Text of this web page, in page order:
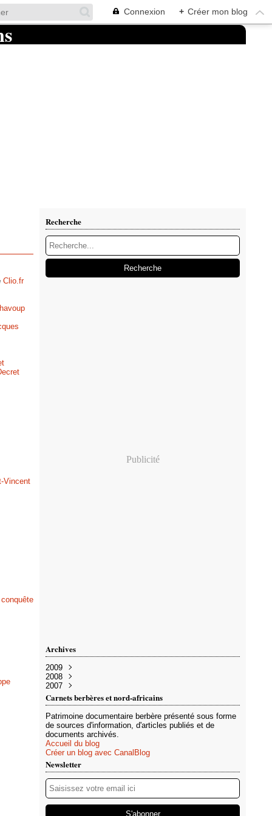
Connexion + Créer mon blog
Clio.fr
Vincent
Recherche
Publicité
Archives
2009
Avril
Mars
2008
Novembre
Septembre(2)
Juillet(2)
Juin(6)
Mai(25)
Avril(18)
Mars(19)
Février(9)
(92)
2007
Décembre(22)
Novembre(1)
Carnets berbères et nord-africains
Patrimoine documentaire berbère présenté sous forme
de sources d'information, d'articles publiés et de
documents archivés.
Accueil du blog
Créer un blog avec CanalBlog
Newsletter